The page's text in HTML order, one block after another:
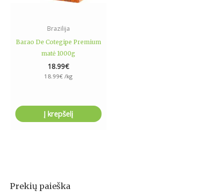
Prekių paieška
I
Brazilija
Barao De Cotegipe Premium
matė 1000g
18.99€
18.99€ /kg
Į krepšelį